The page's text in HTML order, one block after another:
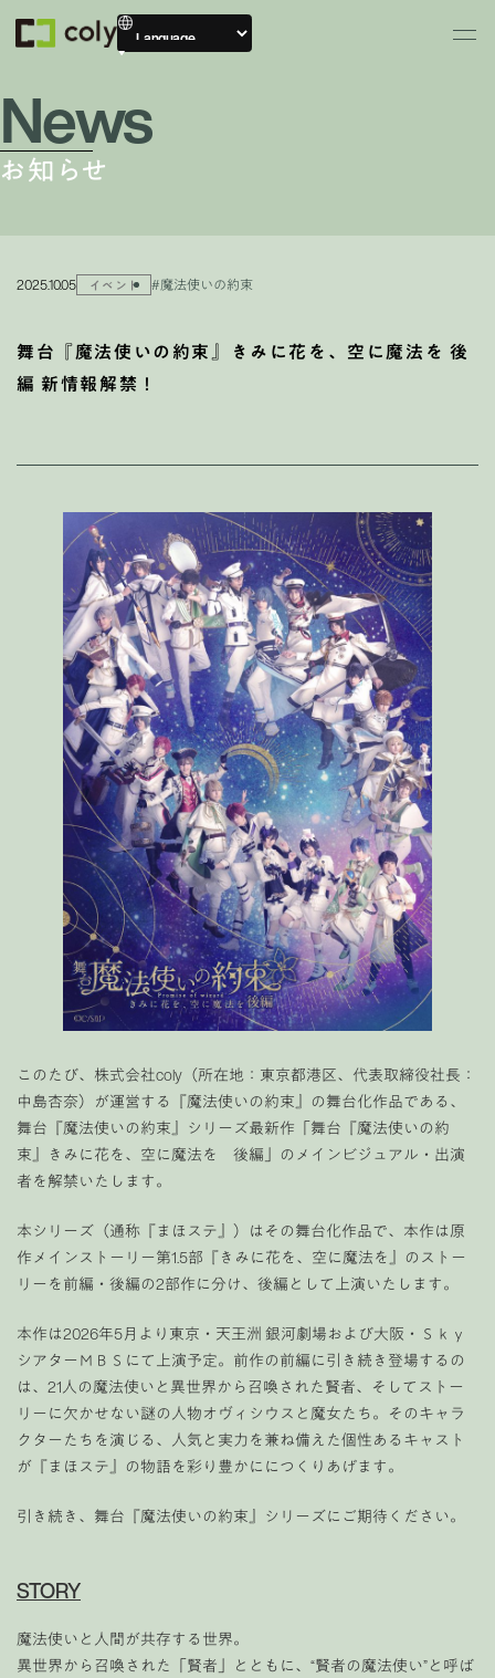
News
お知らせ
2025.10.05 イベント #魔法使いの約束
舞台『魔法使いの約束』きみに花を、空に魔法を 後
編 新情報解禁！
このたび、株式会社coly（所在地：東京都港区、代表取締役社長：
中島杏奈）が運営する『魔法使いの約束』の舞台化作品である、
舞台『魔法使いの約束』シリーズ最新作「舞台『魔法使いの約
束』きみに花を、空に魔法を 後編」のメインビジュアル・出演
者を解禁いたします。
本シリーズ（通称『まほステ』）はその舞台化作品で、本作は原
作メインストーリー第1.5部『きみに花を、空に魔法を』のストー
リーを前編・後編の2部作に分け、後編として上演いたします。
本作は2026年5月より東京・天王洲 銀河劇場および大阪・Ｓｋｙ
シアターＭＢＳにて上演予定。前作の前編に引き続き登場するの
は、21人の魔法使いと異世界から召喚された賢者、そしてストー
リーに欠かせない謎の人物オヴィシウスと魔女たち。そのキャラ
クターたちを演じる、人気と実力を兼ね備えた個性あるキャスト
が『まほステ』の物語を彩り豊かににつくりあげます。
引き続き、舞台『魔法使いの約束』シリーズにご期待ください。
STORY
魔法使いと人間が共存する世界。
異世界から召喚された「賢者」とともに、“賢者の魔法使い”と呼ば